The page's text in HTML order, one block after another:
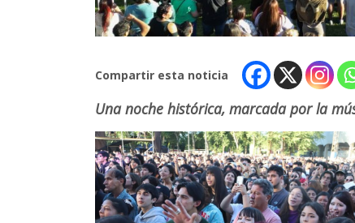
Compartir esta noticia
Una noche histórica, marcada por la